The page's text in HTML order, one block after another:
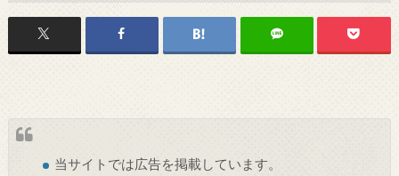
当サイトでは広告を掲載しています。